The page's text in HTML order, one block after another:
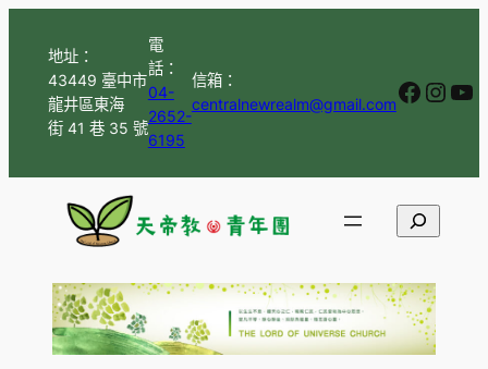
地址：
43449 臺中市
龍井區東海
街 41 巷 35 號
電
話：
04-
2652-
6195
信箱：
centralnewrealm@gmail.com
Search